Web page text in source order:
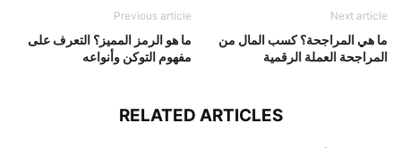
Previous article
ما هو الرمز المميز؟ التعرف على
مفهوم التوكن وأنواعه
Next article
ما هي المراجحة؟ كسب المال من
المراجحة العملة الرقمية
RELATED ARTICLES